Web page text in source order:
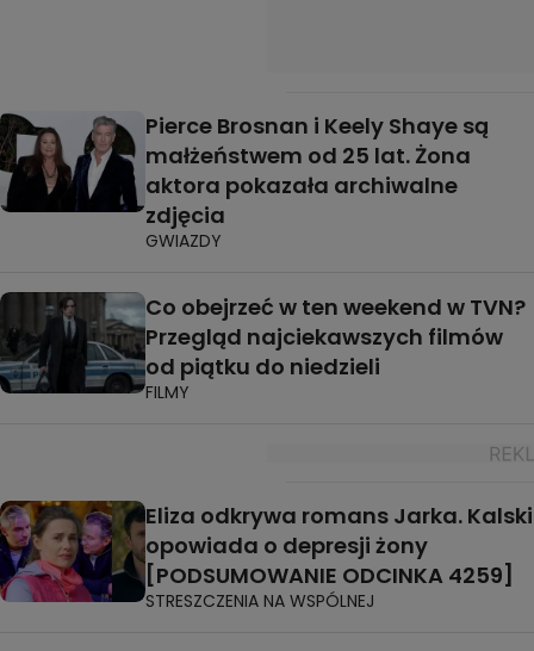
Pierce Brosnan i Keely Shaye są
małżeństwem od 25 lat. Żona
aktora pokazała archiwalne
zdjęcia
GWIAZDY
Co obejrzeć w ten weekend w TVN?
Przegląd najciekawszych filmów
od piątku do niedzieli
FILMY
Eliza odkrywa romans Jarka. Kalski
opowiada o depresji żony
[PODSUMOWANIE ODCINKA 4259]
STRESZCZENIA NA WSPÓLNEJ